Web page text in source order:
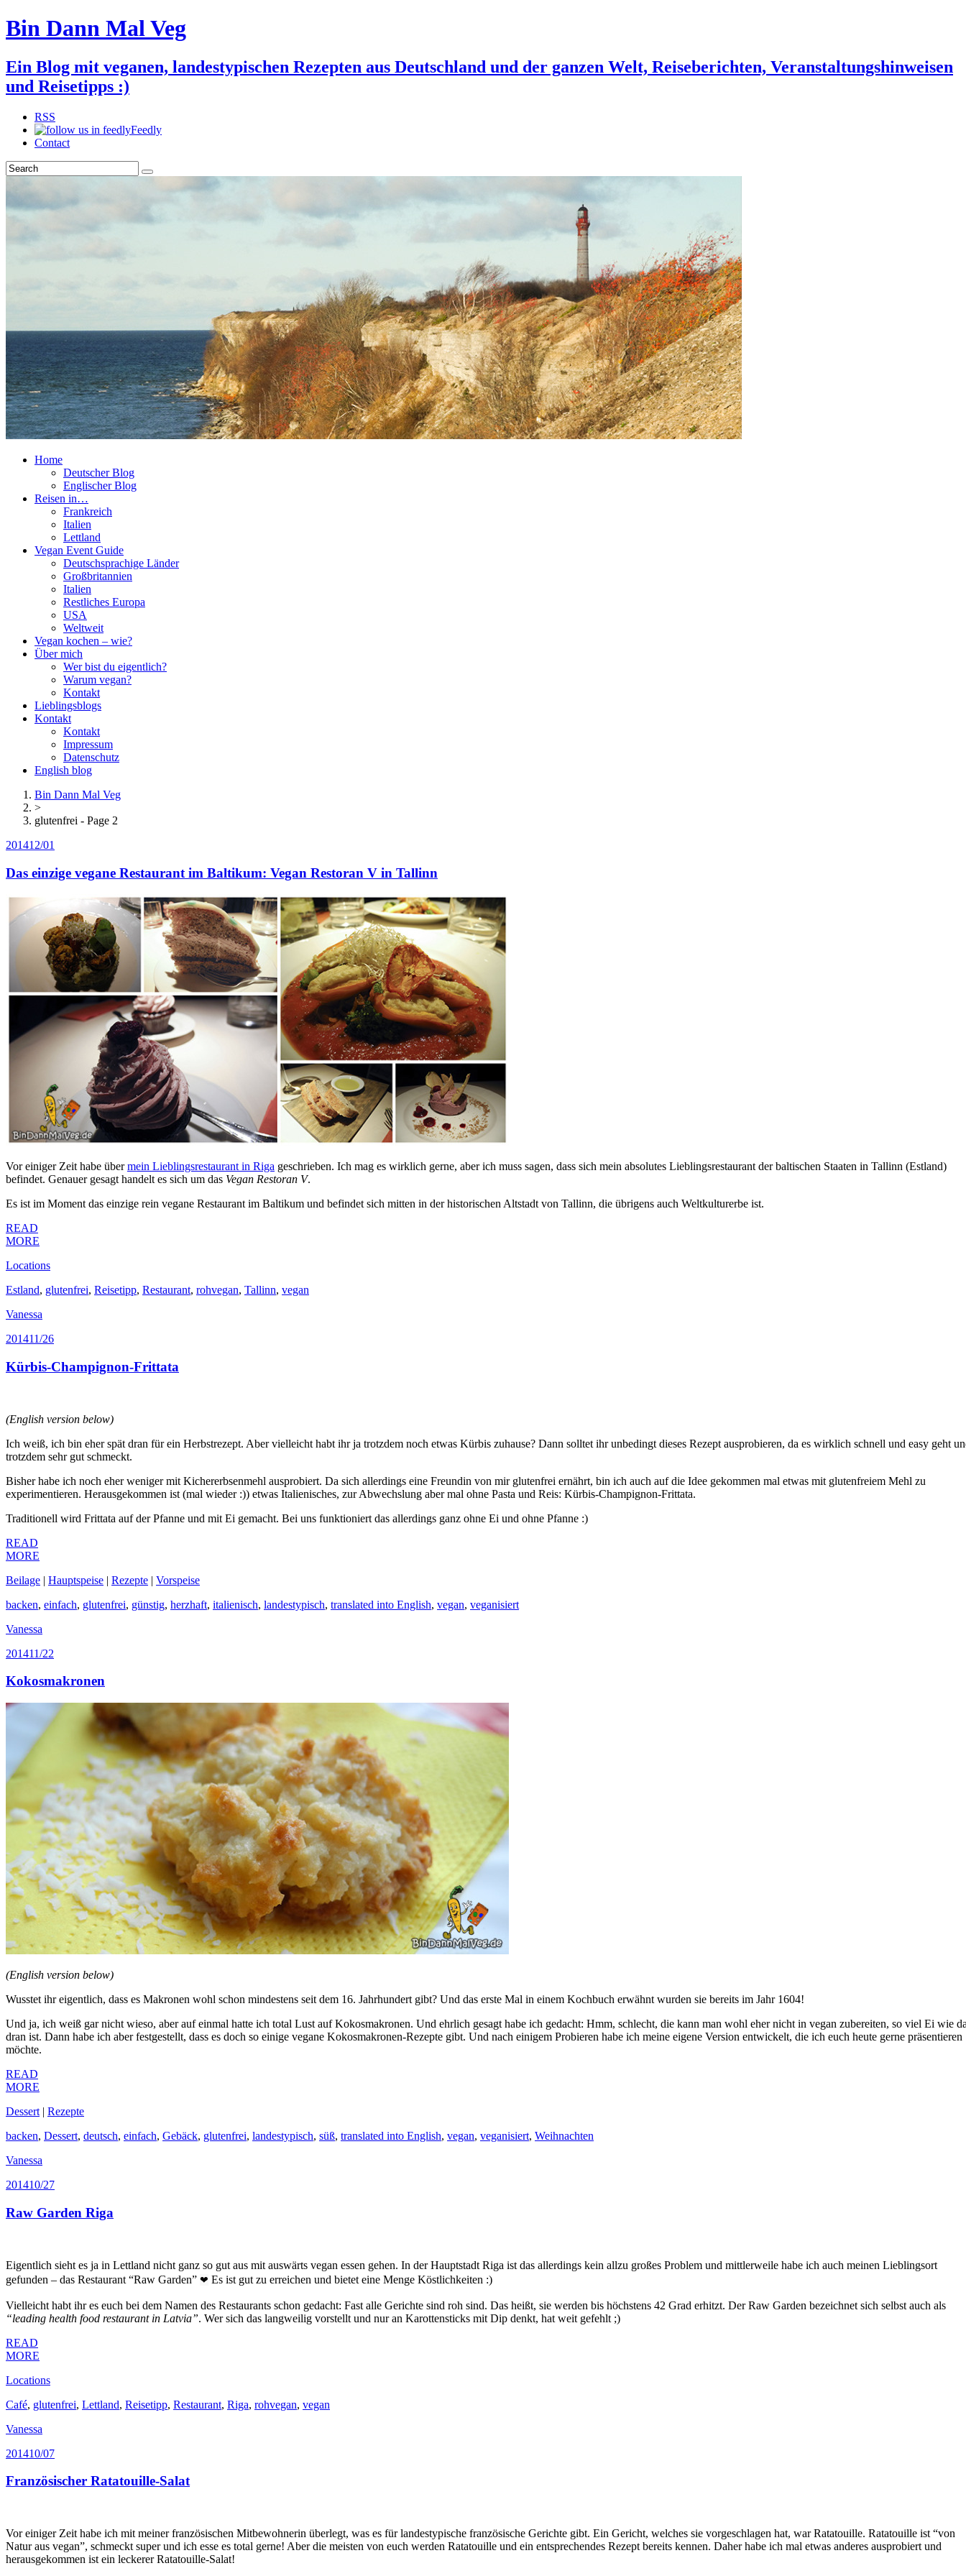
Bin Dann Mal Veg
Ein Blog mit veganen, landestypischen Rezepten aus Deutschland und der ganzen Welt, Reiseberichten, Veranstaltungshinweisen
und Reisetipps :)
RSS
Feedly
Contact
Search
Home
Deutscher Blog
Englischer Blog
Reisen in…
Frankreich
Italien
Lettland
Vegan Event Guide
Deutschsprachige Länder
Großbritannien
Italien
Restliches Europa
USA
Weltweit
Vegan kochen – wie?
Über mich
Wer bist du eigentlich?
Warum vegan?
Kontakt
Lieblingsblogs
Kontakt
Kontakt
Impressum
Datenschutz
English blog
Bin Dann Mal Veg
>
glutenfrei - Page 2
201412/01
Das einzige vegane Restaurant im Baltikum: Vegan Restoran V in Tallinn
Vor einiger Zeit habe übermein Lieblingsrestaurant in Riga geschrieben. Ich mag es wirklich gerne, aber ich muss sagen, dass sich mein absolutes Lieblingsrestaurant der baltischen Staaten in Tallinn (Estland)
befindet. Genauer gesagt handelt es sich um das Vegan Restoran V.
Es ist im Moment das einzige rein vegane Restaurant im Baltikum und befindet sich mitten in der historischen Altstadt von Tallinn, die übrigens auch Weltkulturerbe ist.
READ
MORE
Locations
Estland, glutenfrei, Reisetipp, Restaurant, rohvegan, Tallinn, vegan
Vanessa
201411/26
Kürbis-Champignon-Frittata
(English version below)
Ich weiß, ich bin eher spät dran für ein Herbstrezept. Aber vielleicht habt ihr ja trotzdem noch etwas Kürbis zuhause? Dann solltet ihr unbedingt dieses Rezept ausprobieren, da es wirklich schnell und easy geht
trotzdem sehr gut schmeckt.
Bisher habe ich noch eher weniger mit Kichererbsenmehl ausprobiert. Da sich allerdings eine Freundin von mir glutenfrei ernährt, bin ich auch auf die Idee gekommen mal etwas mit glutenfreiem Mehl zu
experimentieren. Herausgekommen ist (mal wieder :)) etwas Italienisches, zur Abwechslung aber mal ohne Pasta und Reis: Kürbis-Champignon-Frittata.
Traditionell wird Frittata auf der Pfanne und mit Ei gemacht. Bei uns funktioniert das allerdings ganz ohne Ei und ohne Pfanne :)
READ
MORE
Beilage | Hauptspeise | Rezepte | Vorspeise
backen, einfach, glutenfrei, günstig, herzhaft, italienisch, landestypisch, translated into English, vegan, veganisiert
Vanessa
201411/22
Kokosmakronen
(English version below)
Wusstet ihr eigentlich, dass es Makronen wohl schon mindestens seit dem 16. Jahrhundert gibt? Und das erste Mal in einem Kochbuch erwähnt wurden sie bereits im Jahr 1604!
Und ja, ich weiß gar nicht wieso, aber auf einmal hatte ich total Lust auf Kokosmakronen. Und ehrlich gesagt habe ich gedacht: Hmm, schlecht, die kann man wohl eher nicht in vegan zubereiten, so viel Ei wie
dran ist. Dann habe ich aber festgestellt, dass es doch so einige vegane Kokosmakronen-Rezepte gibt. Und nach einigem Probieren habe ich meine eigene Version entwickelt, die ich euch heute gerne präsentieren
möchte.
READ
MORE
Dessert | Rezepte
backen, Dessert, deutsch, einfach, Gebäck, glutenfrei, landestypisch, süß, translated into English, vegan, veganisiert, Weihnachten
Vanessa
201410/27
Raw Garden Riga
Eigentlich sieht es ja in Lettland nicht ganz so gut aus mit auswärts vegan essen gehen. In der Hauptstadt Riga ist das allerdings kein allzu großes Problem und mittlerweile habe ich auch meinen Lieblingsort
gefunden – das Restaurant “Raw Garden” ❤ Es ist gut zu erreichen und bietet eine Menge Köstlichkeiten :)
Vielleicht habt ihr es euch bei dem Namen des Restaurants schon gedacht: Fast alle Gerichte sind roh sind. Das heißt, sie werden bis höchstens 42 Grad erhitzt. Der Raw Garden bezeichnet sich selbst auch als
“leading health food restaurant in Latvia”. Wer sich das langweilig vorstellt und nur an Karottensticks mit Dip denkt, hat weit gefehlt ;)
READ
MORE
Locations
Café, glutenfrei, Lettland, Reisetipp, Restaurant, Riga, rohvegan, vegan
Vanessa
201410/07
Französischer Ratatouille-Salat
Vor einiger Zeit habe ich mit meiner französischen Mitbewohnerin überlegt, was es für landestypische französische Gerichte gibt. Ein Gericht, welches sie vorgeschlagen hat, war Ratatouille. Ratatouille ist “von
Natur aus vegan”, schmeckt super und ich esse es total gerne! Aber die meisten von euch werden Ratatouille und ein entsprechendes Rezept bereits kennen. Daher habe ich mal etwas anderes ausprobiert und
herausgekommen ist ein leckerer Ratatouille-Salat!